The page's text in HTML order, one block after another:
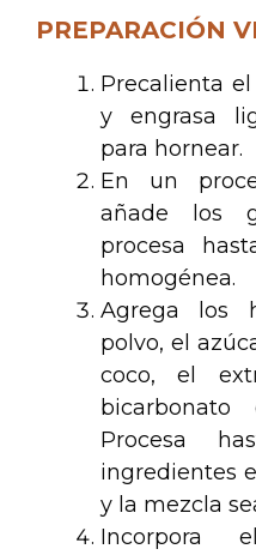
PREPARACIÓN
Precalienta el
y engrasa
para hornear.
En un
añade los
procesa
homogénea.
Agrega los
polvo, el
coco, el
Procesa
ingredientes
y la mezcla
Incorpora